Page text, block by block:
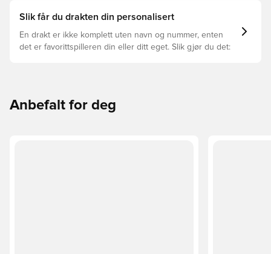
Slik får du drakten din personalisert
En drakt er ikke komplett uten navn og nummer, enten
det er favorittspilleren din eller ditt eget. Slik gjør du det:
Anbefalt for deg